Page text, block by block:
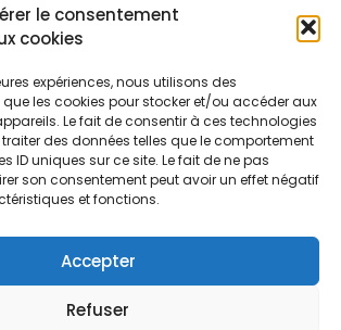
le consentement
cookies
expériences, nous utilisons des
les cookies pour stocker et/ou accéder aux
Le fait de consentir à ces technologies
des données telles que le comportement
ID uniques sur ce site. Le fait de ne pas
son consentement peut avoir un effet négatif
et fonctions.
Accepter
Refuser
CDRP09
– 2 Boulevard Du Sud
09000 FOIX
05 34 09 02 09